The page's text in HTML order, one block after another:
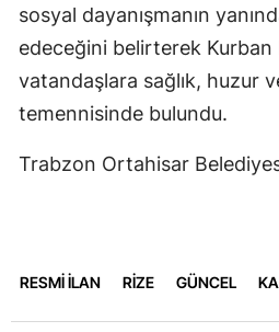
sosyal dayanışmanın
edeceğini belirterek Kurban
vatandaşlara sağlık, huzur
temennisinde bulundu.
Trabzon Ortahisar
RESMİ İLAN RİZE GÜNCEL